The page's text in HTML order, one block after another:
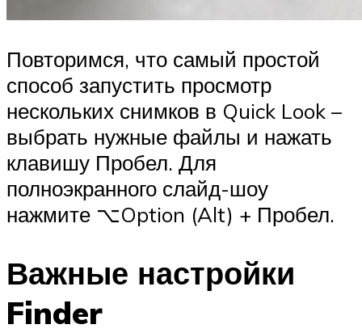
Повторимся, что самый простой
способ запустить просмотр
нескольких снимков в Quick Look –
выбрать нужные файлы и нажать
клавишу Пробел. Для
полноэкранного слайд-шоу
нажмите ⌥Option (Alt) + Пробел.
Важные настройки
Finder